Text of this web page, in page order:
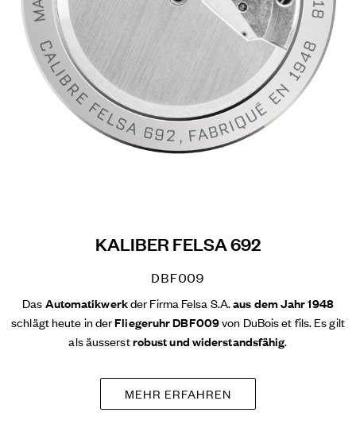
KALIBER FELSA 692
DBF009
DasAutomatikwerkder Firma Felsa S.A.aus dem Jahr 1948
schlägt heute in derFliegeruhr DBF009von DuBois et fils. Es gilt
als äusserstrobust und widerstandsfähig.
MEHR ERFAHREN